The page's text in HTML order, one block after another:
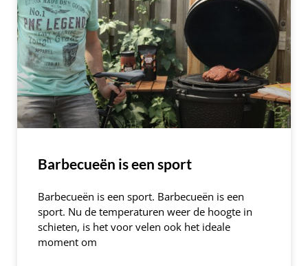
Barbecueën is een sport
Barbecueën is een sport. Barbecueën is een
sport. Nu de temperaturen weer de hoogte in
schieten, is het voor velen ook het ideale
moment om